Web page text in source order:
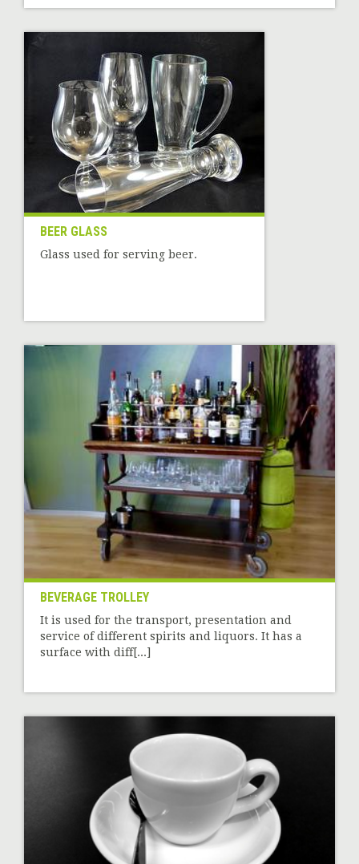
BEER GLASS
Glass used for serving beer.
BEVERAGE TROLLEY
It is used for the transport, presentation and
service of different spirits and liquors. It has a
surface with diff[...]